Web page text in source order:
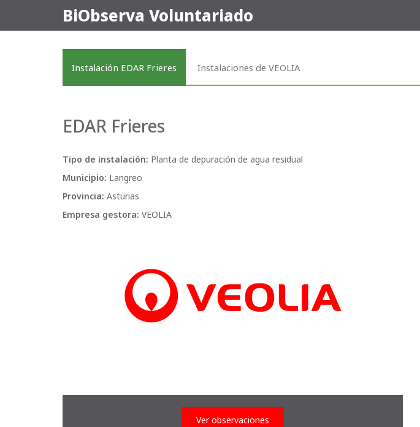
BiObserva Voluntariado
Instalación EDAR Frieres Instalaciones de VEOLIA
EDAR Frieres
Tipo de instalación: Planta de depuración de agua residual
Municipio: Langreo
Provincia: Asturias
Empresa gestora: VEOLIA
Ver observaciones